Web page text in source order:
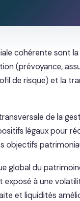
cohérente sont
(prévoyance,
de risque) et la
de la
légaux pour
objectifs
global du
exposé à une
et liquidités